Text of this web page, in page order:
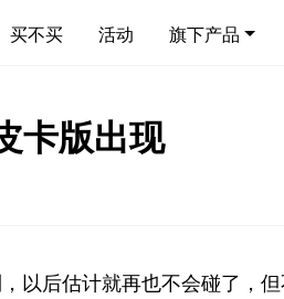
买不买 活动 旗下产品
卡版出现
以后估计就再也不会碰了，